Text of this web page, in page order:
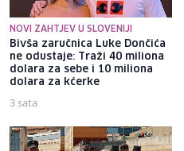
NOVI ZAHTJEV U SLOVENIJI
Bivša zaručnica Luke Dončića
ne odustaje: Traži 40 miliona
dolara za sebe i 10 miliona
dolara za kćerke
3 sata